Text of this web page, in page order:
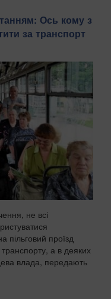
Ось кому з
за транспорт
не всі
пільговий проїзд
а в деяких
влада, передають